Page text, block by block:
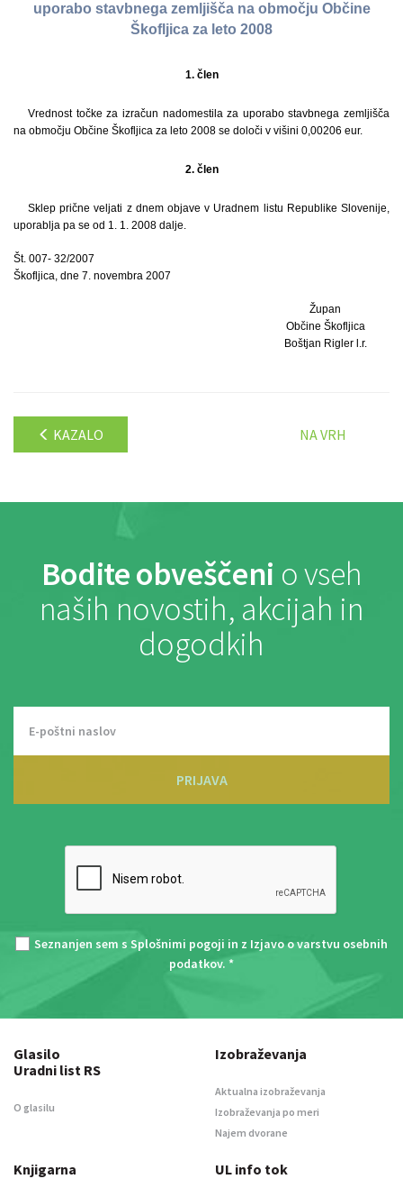
uporabo stavbnega zemljišča na območju Občine
Škofljica za leto 2008
1. člen
Vrednost točke za izračun nadomestila za uporabo stavbnega zemljišča
na območju Občine Škofljica za leto 2008 se določi v višini 0,00206 eur.
2. člen
Sklep prične veljati z dnem objave v Uradnem listu Republike Slovenije,
uporablja pa se od 1. 1. 2008 dalje.
Št. 007- 32/2007
Škofljica, dne 7. novembra 2007
Župan
Občine Škofljica
Boštjan Rigler l.r.
KAZALO NA VRH
Bodite obveščeni o vseh
naših novostih, akcijah in
dogodkih
PRIJAVA
Seznanjen sem s Splošnimi pogoji in z Izjavo o varstvu osebnih
podatkov. *
Glasilo
Uradni list RS
O glasilu
Izobraževanja
Aktualna izobraževanja
Izobraževanja po meri
Najem dvorane
Knjigarna UL info tok